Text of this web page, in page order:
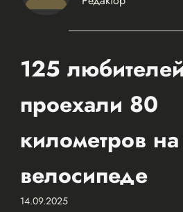
125
проехали 80
километров на
велосипеде
14.09.2025